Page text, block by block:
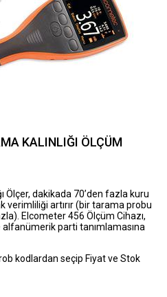
KALINLIĞI ÖLÇÜM
Ölçer, dakikada 70’den fazla kuru
verimliliği artırır (bir tarama probu
Elcometer 456 Ölçüm Cihazı,
parti tanımlamasına
kodlardan seçip Fiyat ve Stok